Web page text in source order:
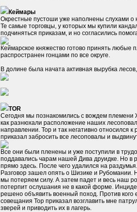
Кеймары
Окрестные пустоши уже наполнены слухами о
Те самые торговцы, у которых мы купили
подчиняться приказам, и но согласились
Кеймарское княжество готово принять любые
распространен гонцами по все округе.
В долине была начата активная вырубка
TOR
Сегодня мы познакомились с вождем
как разнюхали расположение наших
направлении. Тор и так негативно относился
приказал забросить все лесоповалы и
Все они были пленены и уже поступили в
поддавались чарам нашей Дива друидке. Но в
прямо здесь. После чего удалился на
Разговор зашел опять о Шизике и Рубомании.
мы потеряем силу. А затем падет и весь наш
потерпит ослушания не в какой форме.
решено объявить военный поход. Против
совещания Тор приказал возглавить мне
зверей и приводить их в лагерь.